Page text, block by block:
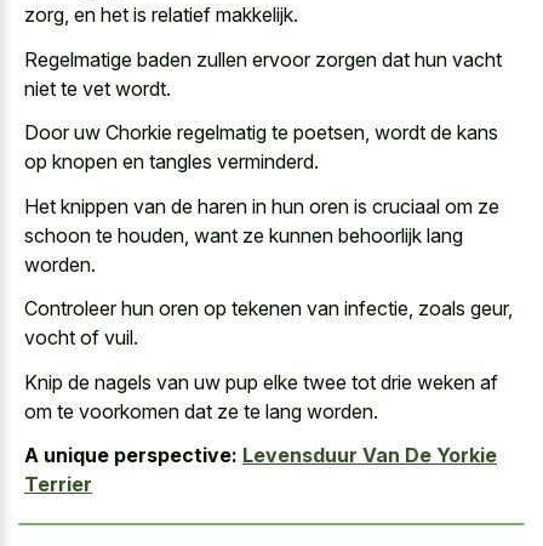
zorg, en het is relatief makkelijk.
Regelmatige baden zullen ervoor zorgen dat hun vacht
niet te vet wordt.
Door uw Chorkie regelmatig te poetsen, wordt de kans
op knopen en tangles verminderd.
Het knippen van de haren in hun oren is cruciaal om ze
schoon te houden, want ze kunnen behoorlijk lang
worden.
Controleer hun oren op tekenen van infectie, zoals geur,
vocht of vuil.
Knip de nagels van uw pup elke twee tot drie weken af
om te voorkomen dat ze te lang worden.
A unique perspective: Levensduur Van De Yorkie
Terrier